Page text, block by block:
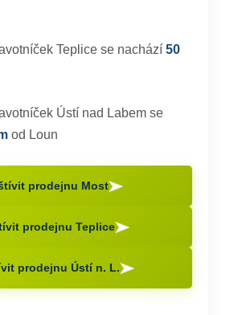
Teplice se nachází 50
Ústí nad Labem se
od Loun
prodejnu Most
prodejnu Teplice
prodejnu Ústí n. L.